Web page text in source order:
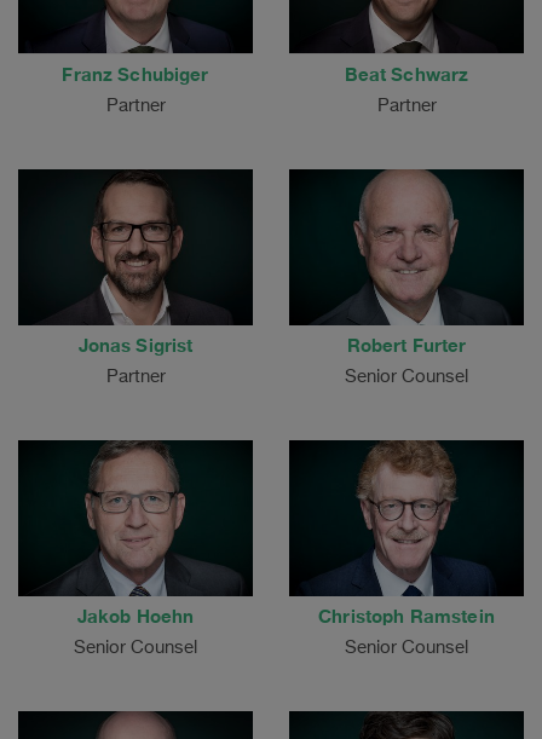
Franz Schubiger
Partner
Beat Schwarz
Partner
Jonas Sigrist
Partner
Robert Furter
Senior Counsel
Jakob Hoehn
Senior Counsel
Christoph Ramstein
Senior Counsel